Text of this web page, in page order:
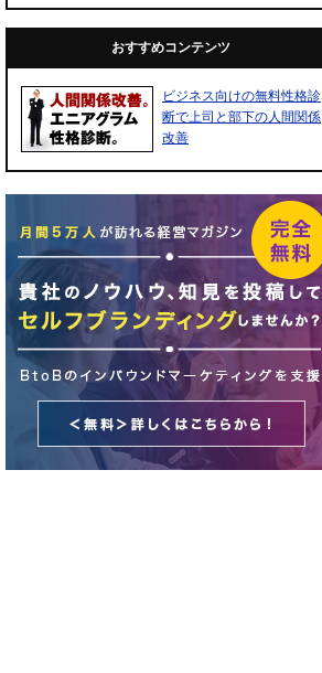
おすすめコンテンツ
ビジネス向けの無料性格診
断で上司と部下の人間関係
改善